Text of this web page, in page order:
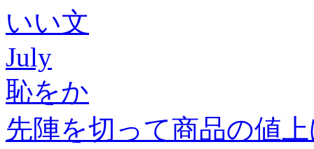
いい文
July
恥をか
先陣を切って商品の値